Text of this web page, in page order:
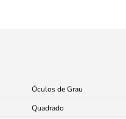
Óculos de Grau
Quadrado